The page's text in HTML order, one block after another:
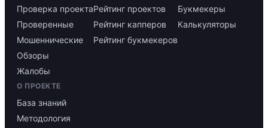
Проверка проекта
Проверенные
Мошеннические
Обзоры
Жалобы
Рейтинг проектов
Рейтинг капперов
Рейтинг букмекеров
Букмекеры
Калькуляторы
О ПРОЕКТЕ
База знаний
Методология